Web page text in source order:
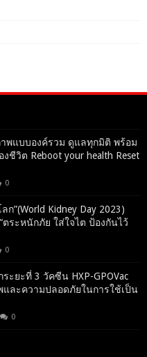
พแบบองค์รวม ดูแลทุกมิติ พร้อม
ชีวิต Reboot your health Reset
0
ก”(World Kidney Day 2023)
ระหนักภัย ใส่ใจไต ป้องกันไว้
0
ะยะที่ 3 วัคซีน HXP-GPOVac
ละความปลอดภัยในการใช้เป็น
0